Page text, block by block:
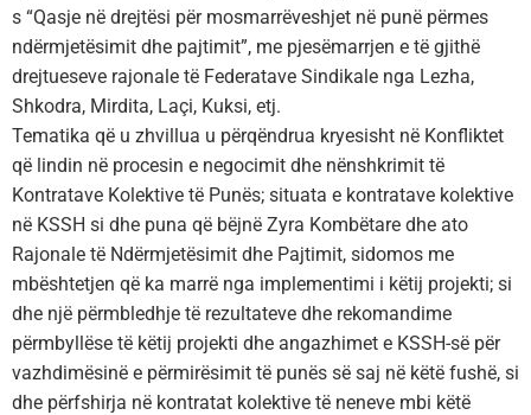
s “Qasje në drejtësi për mosmarrëveshjet në punë përmes
ndërmjetësimit dhe pajtimit”, me pjesëmarrjen e të gjithë
drejtueseve rajonale të Federatave Sindikale nga Lezha,
Shkodra, Mirdita, Laçi, Kuksi, etj.
Tematika që u zhvillua u përqëndrua kryesisht në Konfliktet
që lindin në procesin e negocimit dhe nënshkrimit të
Kontratave Kolektive të Punës; situata e kontratave kolektive
në KSSH si dhe puna që bëjnë Zyra Kombëtare dhe ato
Rajonale të Ndërmjetësimit dhe Pajtimit, sidomos me
mbështetjen që ka marrë nga implementimi i këtij projekti; si
dhe një përmbledhje të rezultateve dhe rekomandime
përmbyllëse të këtij projekti dhe angazhimet e KSSH-së për
vazhdimësinë e përmirësimit të punës së saj në këtë fushë, si
dhe përfshirja në kontratat kolektive të neneve mbi këtë